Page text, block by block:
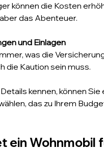
können die Kosten
das Abenteuer.
und Einlagen
was die
die Kaution sein muss.
kennen, können Sie
das zu Ihrem
ein Wohnmobil